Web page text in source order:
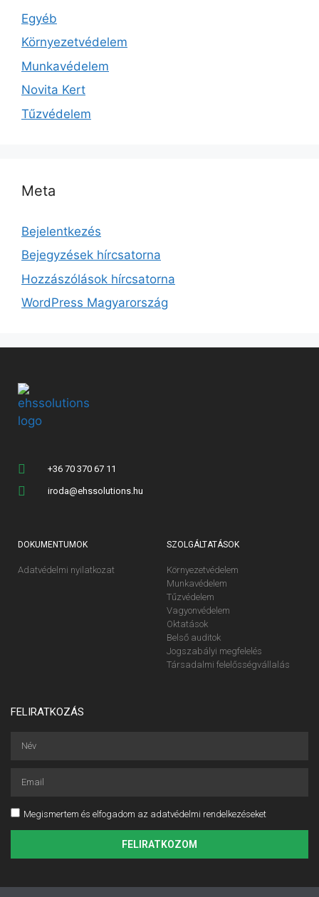
Egyéb
Környezetvédelem
Munkavédelem
Novita Kert
Tűzvédelem
Meta
Bejelentkezés
Bejegyzések hírcsatorna
Hozzászólások hírcsatorna
WordPress Magyarország
+36 70 370 67 11
iroda@ehssolutions.hu
DOKUMENTUMOK
Adatvédelmi nyilatkozat
SZOLGÁLTATÁSOK
Környezetvédelem
Munkavédelem
Tűzvédelem
Vagyonvédelem
Oktatások
Belső auditok
Jogszabályi megfelelés
Társadalmi felelősségvállalás
FELIRATKOZÁS
Megismertem és elfogadom az adatvédelmi rendelkezéseket
FELIRATKOZOM